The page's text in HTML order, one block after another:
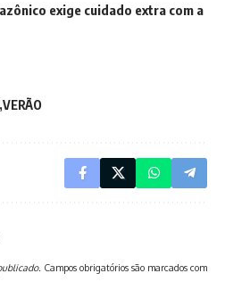
exige cuidado extra com a
VERÃO
Campos obrigatórios são marcados com